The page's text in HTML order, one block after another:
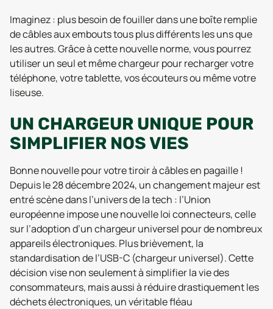
Imaginez : plus besoin de fouiller dans une boîte remplie
de câbles aux embouts tous plus différents les uns que
les autres. Grâce à cette nouvelle norme, vous pourrez
utiliser un seul et même chargeur pour recharger votre
téléphone, votre tablette, vos écouteurs ou même votre
liseuse.
UN CHARGEUR UNIQUE POUR
SIMPLIFIER NOS VIES
Bonne nouvelle pour votre tiroir à câbles en pagaille !
Depuis le 28 décembre 2024, un changement majeur est
entré scène dans l’univers de la tech : l’Union
européenne impose une nouvelle loi connecteurs, celle
sur l’adoption d’un chargeur universel pour de nombreux
appareils électroniques. Plus brièvement, la
standardisation de l’USB-C (chargeur universel). Cette
décision vise non seulement à simplifier la vie des
consommateurs, mais aussi à réduire drastiquement les
déchets électroniques, un véritable fléau